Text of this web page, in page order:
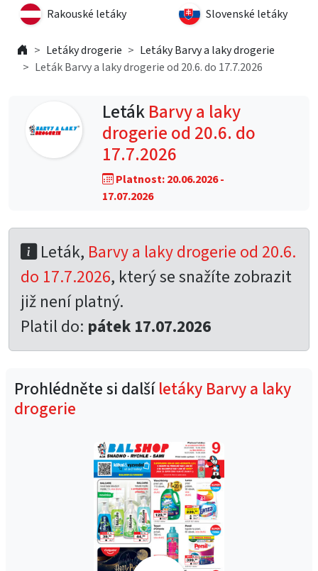
Rakouské letáky Slovenské letáky
Letáky drogerie
Letáky Barvy a laky drogerie
Leták Barvy a laky drogerie od 20.6. do 17.7.2026
LetákBarvy a laky
drogerie od 20.6. do
17.7.2026
Platnost: 20.06.2026 -
17.07.2026
Leták, Barvy a laky drogerie od 20.6.
do 17.7.2026, který se snažíte zobrazit
již není platný.
Platil do: pátek 17.07.2026
Prohlédněte si dalšíletáky Barvy a laky
drogerie